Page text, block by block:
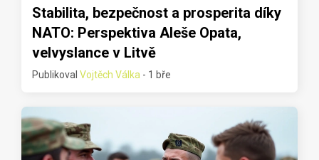
Stabilita, bezpečnost a prosperita díky
NATO: Perspektiva Aleše Opata,
velvyslance v Litvě
Publikoval Vojtěch Válka - 1 bře